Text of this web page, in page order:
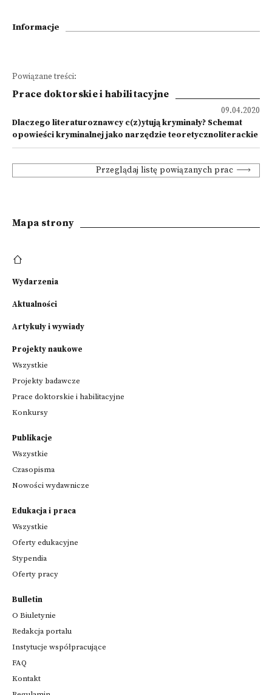
Informacje
Powiązane treści:
Prace doktorskie i habilitacyjne
09.04.2020
Dlaczego literaturoznawcy c(z)ytują kryminały? Schemat
opowieści kryminalnej jako narzędzie teoretycznoliterackie
Przeglądaj listę powiązanych prac
Mapa strony
Wydarzenia
Aktualności
Artykuły i wywiady
Projekty naukowe
Wszystkie
Projekty badawcze
Prace doktorskie i habilitacyjne
Konkursy
Publikacje
Wszystkie
Czasopisma
Nowości wydawnicze
Edukacja i praca
Wszystkie
Oferty edukacyjne
Stypendia
Oferty pracy
Bulletin
O Biuletynie
Redakcja portalu
Instytucje współpracujące
FAQ
Kontakt